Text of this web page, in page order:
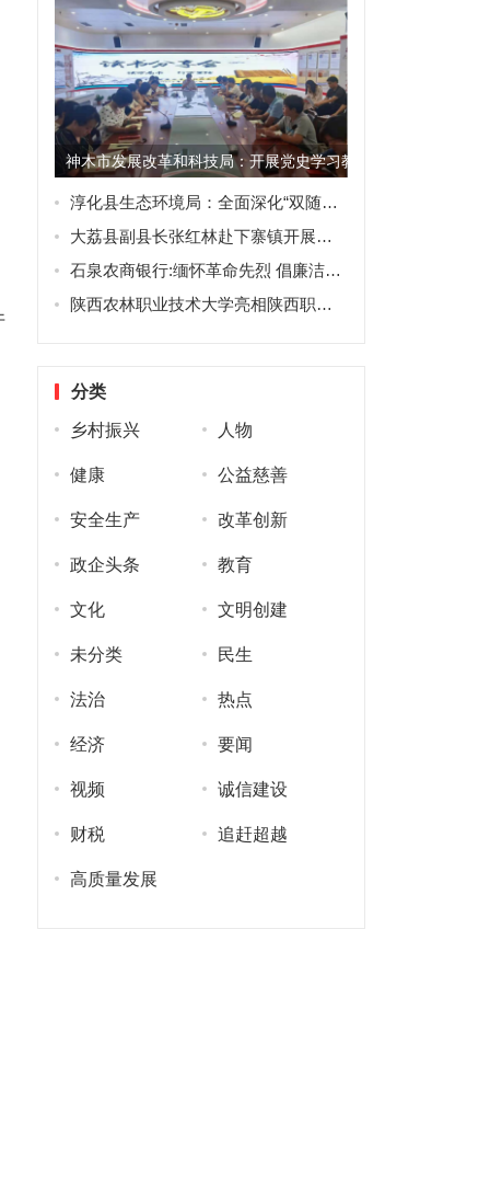
神木市发展改革和科技局：开展党史学习教育，提高综合业务
淳化县生态环境局：全面深化“双随机一公开” 护航企业绿色发展
大荔县副县长张红林赴下寨镇开展调研走访
石泉农商银行:缅怀革命先烈 倡廉洁践使命
陕西农林职业技术大学亮相陕西职业教育改革发展成果展
分类
乡村振兴 人物
健康 公益慈善
安全生产 改革创新
政企头条 教育
文化 文明创建
未分类 民生
法治 热点
经济 要闻
视频 诚信建设
财税 追赶超越
高质量发展